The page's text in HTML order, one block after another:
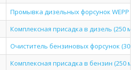
Промывка дизельных форсунок WEPP
Комплексная присадка в дизель (250 мл.)
Очиститель бензиновых форсунок (300
Комплексная присадка в бензин (250 мл.)